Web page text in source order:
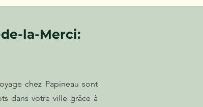
la-Merci:
chez Papineau sont
dans votre ville grâce à